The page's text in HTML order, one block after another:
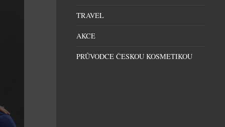
TRAVEL
AKCE
PRŮVODCE ČESKOU KOSMETIKOU